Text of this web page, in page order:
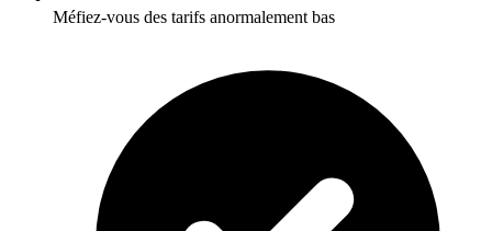
Méfiez-vous des tarifs anormalement bas